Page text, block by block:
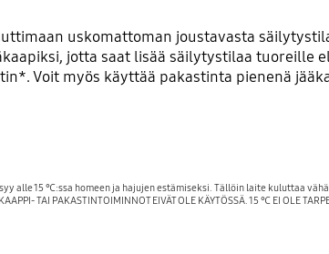
uskomattoman joustavasta
jotta saat lisää säilytystilaa tuoreille
Voit myös käyttää pakastinta pienenä
alle 15 ℃:ssa homeen ja hajujen estämiseksi. Tällöin laite kuluttaa
TAI PAKASTINTOIMINNOT EIVÄT OLE KÄYTÖSSÄ. 15 ℃ EI OLE